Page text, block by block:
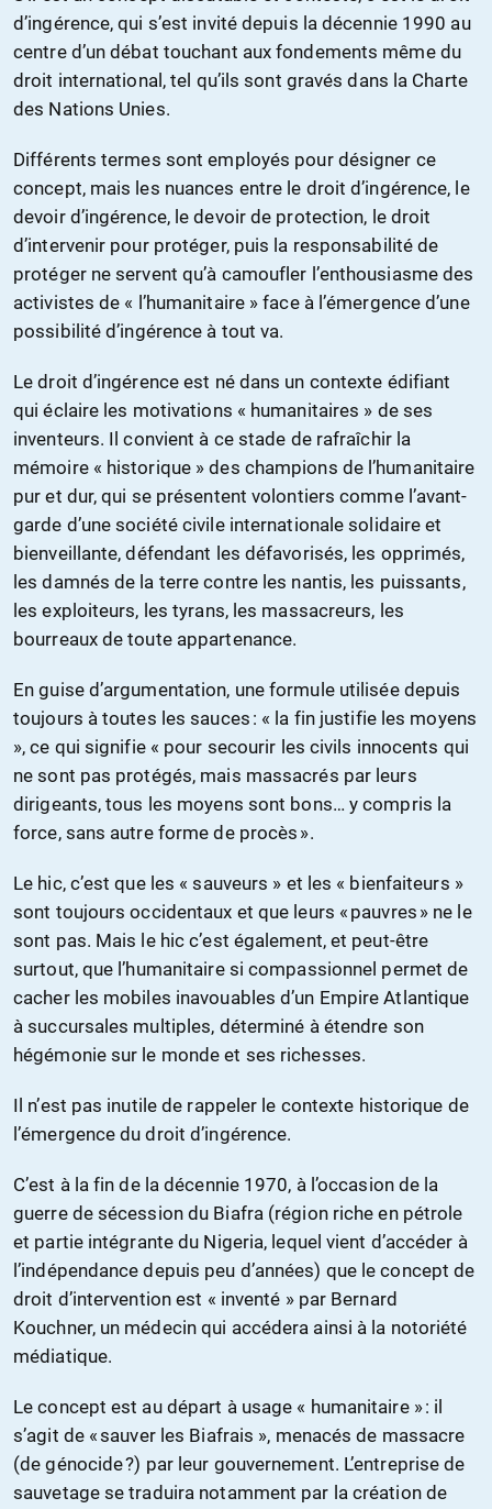
d’ingérence, qui s’est invité depuis la décennie 1990 au
centre d’un débat touchant aux fondements même du
droit international, tel qu’ils sont gravés dans la Charte
des Nations Unies.
Différents termes sont employés pour désigner ce
concept, mais les nuances entre le droit d’ingérence, le
devoir d’ingérence, le devoir de protection, le droit
d’intervenir pour protéger, puis la responsabilité de
protéger ne servent qu’à camoufler l’enthousiasme des
activistes de « l’humanitaire » face à l’émergence d’une
possibilité d’ingérence à tout va.
Le droit d’ingérence est né dans un contexte édifiant
qui éclaire les motivations « humanitaires » de ses
inventeurs. Il convient à ce stade de rafraîchir la
mémoire « historique » des champions de l’humanitaire
pur et dur, qui se présentent volontiers comme l’avant-
garde d’une société civile internationale solidaire et
bienveillante, défendant les défavorisés, les opprimés,
les damnés de la terre contre les nantis, les puissants,
les exploiteurs, les tyrans, les massacreurs, les
bourreaux de toute appartenance.
En guise d’argumentation, une formule utilisée depuis
toujours à toutes les sauces : « la fin justifie les moyens
», ce qui signifie « pour secourir les civils innocents qui
ne sont pas protégés, mais massacrés par leurs
dirigeants, tous les moyens sont bons… y compris la
force, sans autre forme de procès ».
Le hic, c’est que les « sauveurs » et les « bienfaiteurs »
sont toujours occidentaux et que leurs « pauvres » ne le
sont pas. Mais le hic c’est également, et peut-être
surtout, que l’humanitaire si compassionnel permet de
cacher les mobiles inavouables d’un Empire Atlantique
à succursales multiples, déterminé à étendre son
hégémonie sur le monde et ses richesses.
Il n’est pas inutile de rappeler le contexte historique de
l’émergence du droit d’ingérence.
C’est à la fin de la décennie 1970, à l’occasion de la
guerre de sécession du Biafra (région riche en pétrole
et partie intégrante du Nigeria, lequel vient d’accéder à
l’indépendance depuis peu d’années) que le concept de
droit d’intervention est « inventé » par Bernard
Kouchner, un médecin qui accédera ainsi à la notoriété
médiatique.
Le concept est au départ à usage « humanitaire » : il
s’agit de « sauver les Biafrais », menacés de massacre
(de génocide ?) par leur gouvernement. L’entreprise de
sauvetage se traduira notamment par la création de